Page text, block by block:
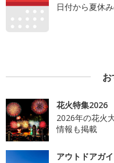
日付から夏休
花火特集2026
2026年の花火
情報も掲載
アウトドアガ